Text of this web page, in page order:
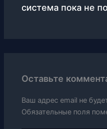
система пока не
Оставьте
Ваш адрес email не
Обязательные поля